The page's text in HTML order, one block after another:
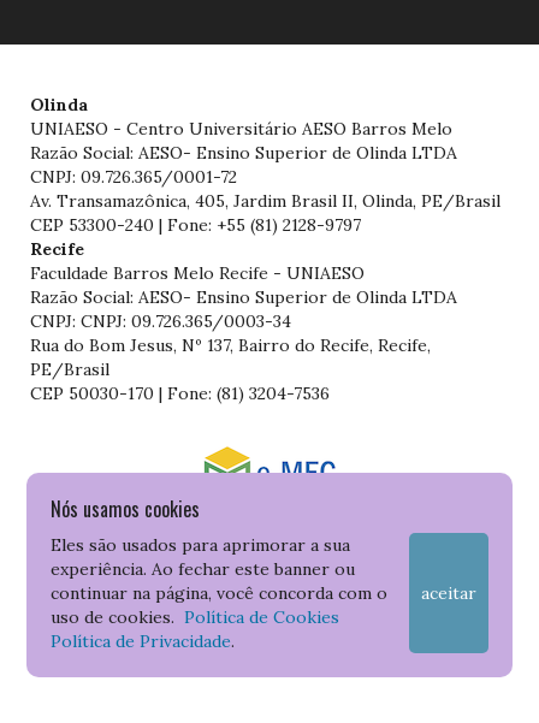
Nós usamos cookies
Eles são usados para aprimorar a sua
experiência. Ao fechar este banner ou
continuar na página, você concorda com o
uso de cookies.Política de Cookies
Política de Privacidade.
aceitar
Olinda
UNIAESO - Centro Universitário AESO Barros Melo
Razão Social: AESO- Ensino Superior de Olinda LTDA
CNPJ: 09.726.365/0001-72
Av. Transamazônica, 405, Jardim Brasil II, Olinda, PE/Brasil
CEP 53300-240 | Fone: +55 (81) 2128-9797
Recife
Faculdade Barros Melo Recife - UNIAESO
Razão Social: AESO- Ensino Superior de Olinda LTDA
CNPJ: CNPJ: 09.726.365/0003-34
Rua do Bom Jesus, Nº 137, Bairro do Recife, Recife,
PE/Brasil
CEP 50030-170 | Fone: (81) 3204-7536
Consulte o cadastro da Instituição no Sistema do e-MEC